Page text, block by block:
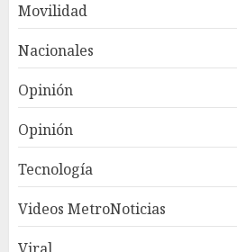
Movilidad
Nacionales
Opinión
Opinión
Tecnología
Videos MetroNoticias